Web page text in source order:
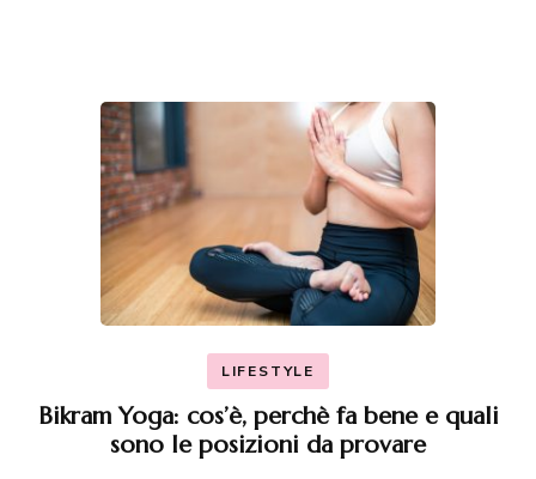
LIFESTYLE
Bikram Yoga: cos’è, perchè fa bene e quali
sono le posizioni da provare